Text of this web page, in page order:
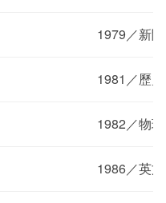
1979／新
1981／歷史
1982／物理
1986／英文